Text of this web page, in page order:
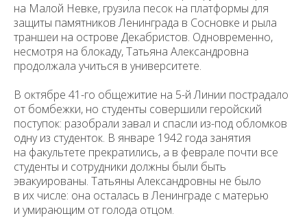
на Малой Невке, грузила песок на платформы для
защиты памятников Ленинграда в Сосновке и рыла
траншеи на острове Декабристов. Одновременно,
несмотря на блокаду, Татьяна Александровна
продолжала учиться в университете.
В октябре 41-го общежитие на 5-й Линии пострадало
от бомбежки, но студенты совершили геройский
поступок: разобрали завал и спасли из-под обломков
одну из студенток. В январе 1942 года занятия
на факультете прекратились, а в феврале почти все
студенты и сотрудники должны были быть
эвакуированы. Татьяны Александровны не было
в их числе: она осталась в Ленинграде с матерью
и умирающим от голода отцом.